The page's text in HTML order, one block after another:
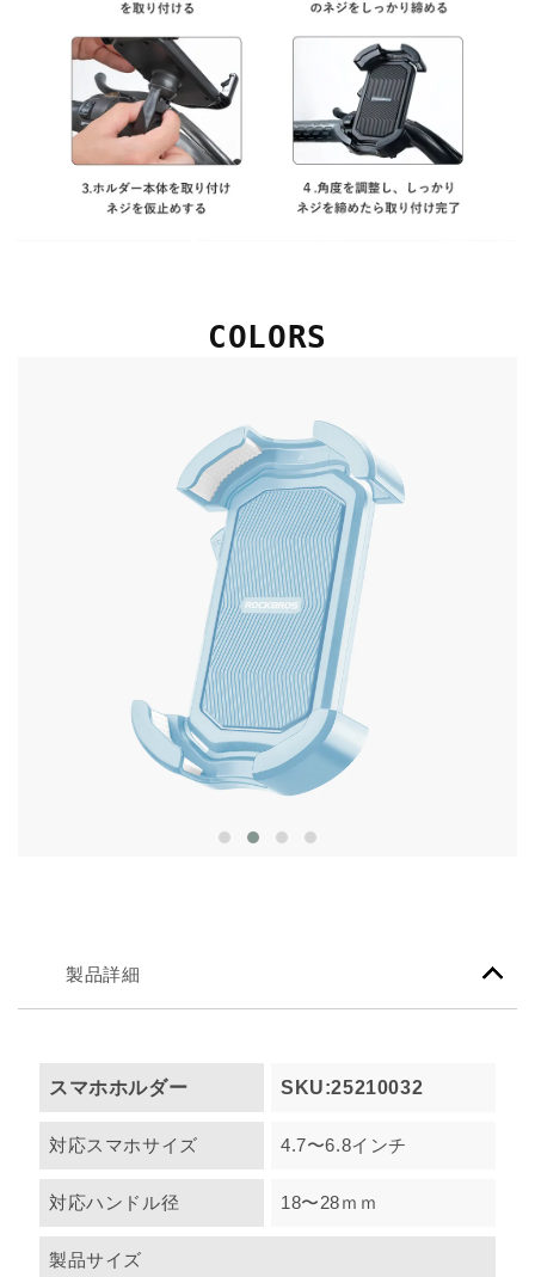
COLORS
製品詳細
スマホホルダー SKU:25210032
対応スマホサイズ 4.7〜6.8インチ
対応ハンドル径 18〜28ｍｍ
製品サイズ